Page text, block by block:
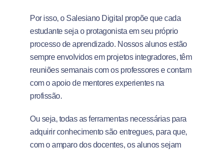
Por isso, o Salesiano Digital propõe que cada
estudante seja o protagonista em seu próprio
processo de aprendizado. Nossos alunos estão
sempre envolvidos em projetos integradores, têm
reuniões semanais com os professores e contam
com o apoio de mentores experientes na
profissão.
Ou seja, todas as ferramentas necessárias para
adquirir conhecimento são entregues, para que,
com o amparo dos docentes, os alunos sejam